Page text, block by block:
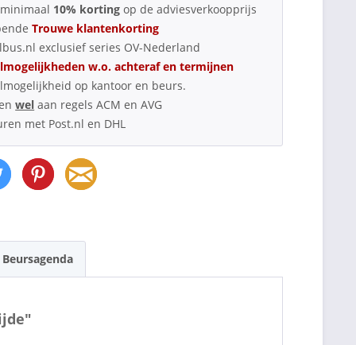
10% kortingop de adviesverkoopprijs
Trouwe klantenkorting
exclusief series OV-Nederland
w.o. achteraf en termijnen
op kantoor en beurs.
wel aan regels ACM en AVG
met Post.nl en DHL
Beursagenda